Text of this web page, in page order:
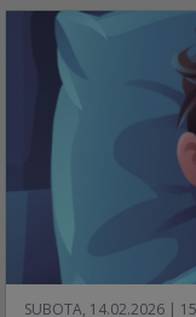
SUBOTA, 14.02.2026 |